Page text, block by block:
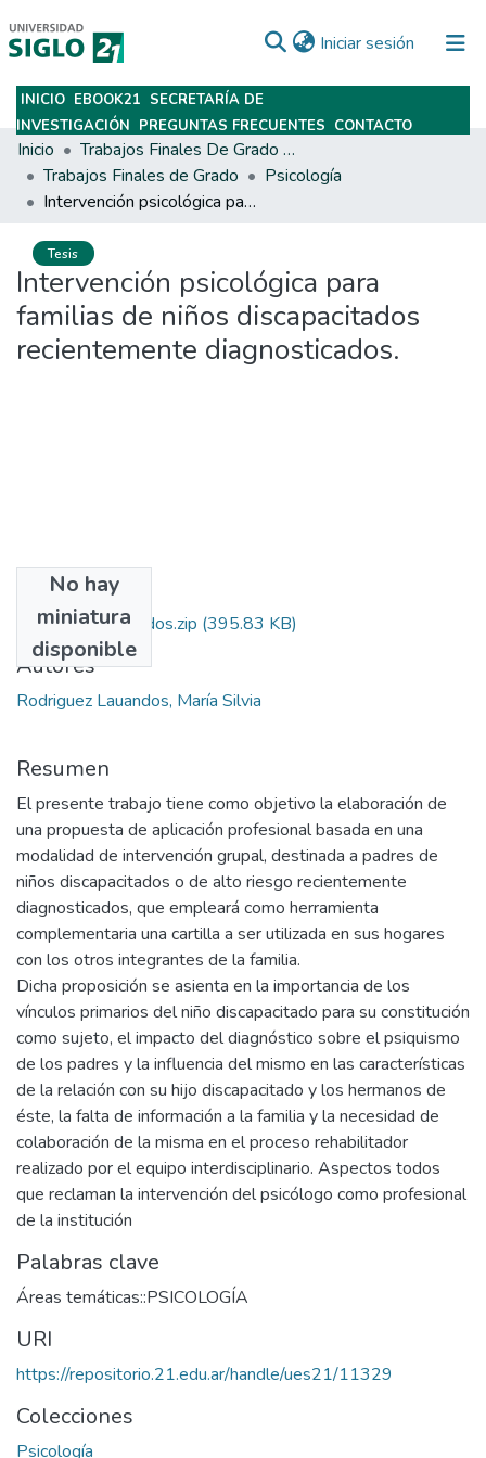
Iniciar sesión (current)
Subir
INICIO EBOOK21 SECRETARÍA DE
INVESTIGACIÓN PREGUNTAS FRECUENTES CONTACTO
Inicio
Trabajos Finales De Grado Y Posgrado
Trabajos Finales de Grado
Psicología
Intervención psicológica para familias de niños discapacitados recientemente diagnosticados.
Tesis
Intervención psicológica para
familias de niños discapacitados
recientemente diagnosticados.
No hay
miniatura
disponible
Archivos
Rodriguez_Lauandos.zip (395.83 KB)
Autores
Rodriguez Lauandos, María Silvia
Resumen
El presente trabajo tiene como objetivo la elaboración de
una propuesta de aplicación profesional basada en una
modalidad de intervención grupal, destinada a padres de
niños discapacitados o de alto riesgo recientemente
diagnosticados, que empleará como herramienta
complementaria una cartilla a ser utilizada en sus hogares
con los otros integrantes de la familia.
Dicha proposición se asienta en la importancia de los
vínculos primarios del niño discapacitado para su constitución
como sujeto, el impacto del diagnóstico sobre el psiquismo
de los padres y la influencia del mismo en las características
de la relación con su hijo discapacitado y los hermanos de
éste, la falta de información a la familia y la necesidad de
colaboración de la misma en el proceso rehabilitador
realizado por el equipo interdisciplinario. Aspectos todos
que reclaman la intervención del psicólogo como profesional
de la institución
Palabras clave
Áreas temáticas::PSICOLOGÍA
URI
https://repositorio.21.edu.ar/handle/ues21/11329
Colecciones
Psicología